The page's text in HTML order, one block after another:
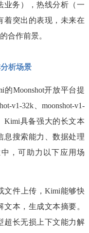
业务），热线分析（一
着突出的表现，未来在
合作前景。
析场景
Moonshot开放平台提
v1-32k、moonshot-v1-
Kimi具备强大的长文本
息搜索能力、数据处理
，可助力以下应用场
文件上传，Kimi能够快
本，生成文本摘要。
超长无损上下文能力解